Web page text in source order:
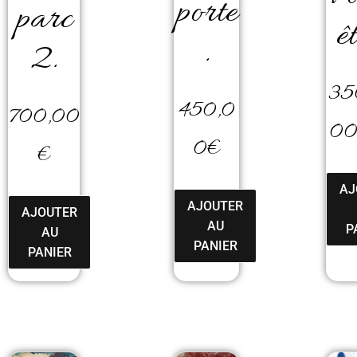
parc
2.
700,00
€
AJOUTER
AU
PANIER
porte
.
450,0
0€
AJOUTER
AU
PANIER